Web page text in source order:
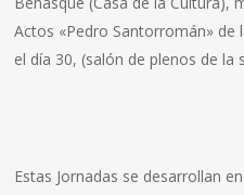
Actos «Pedro Santorromán» de
el día 30, (salón de plenos de la
Estas Jornadas se desarrollan